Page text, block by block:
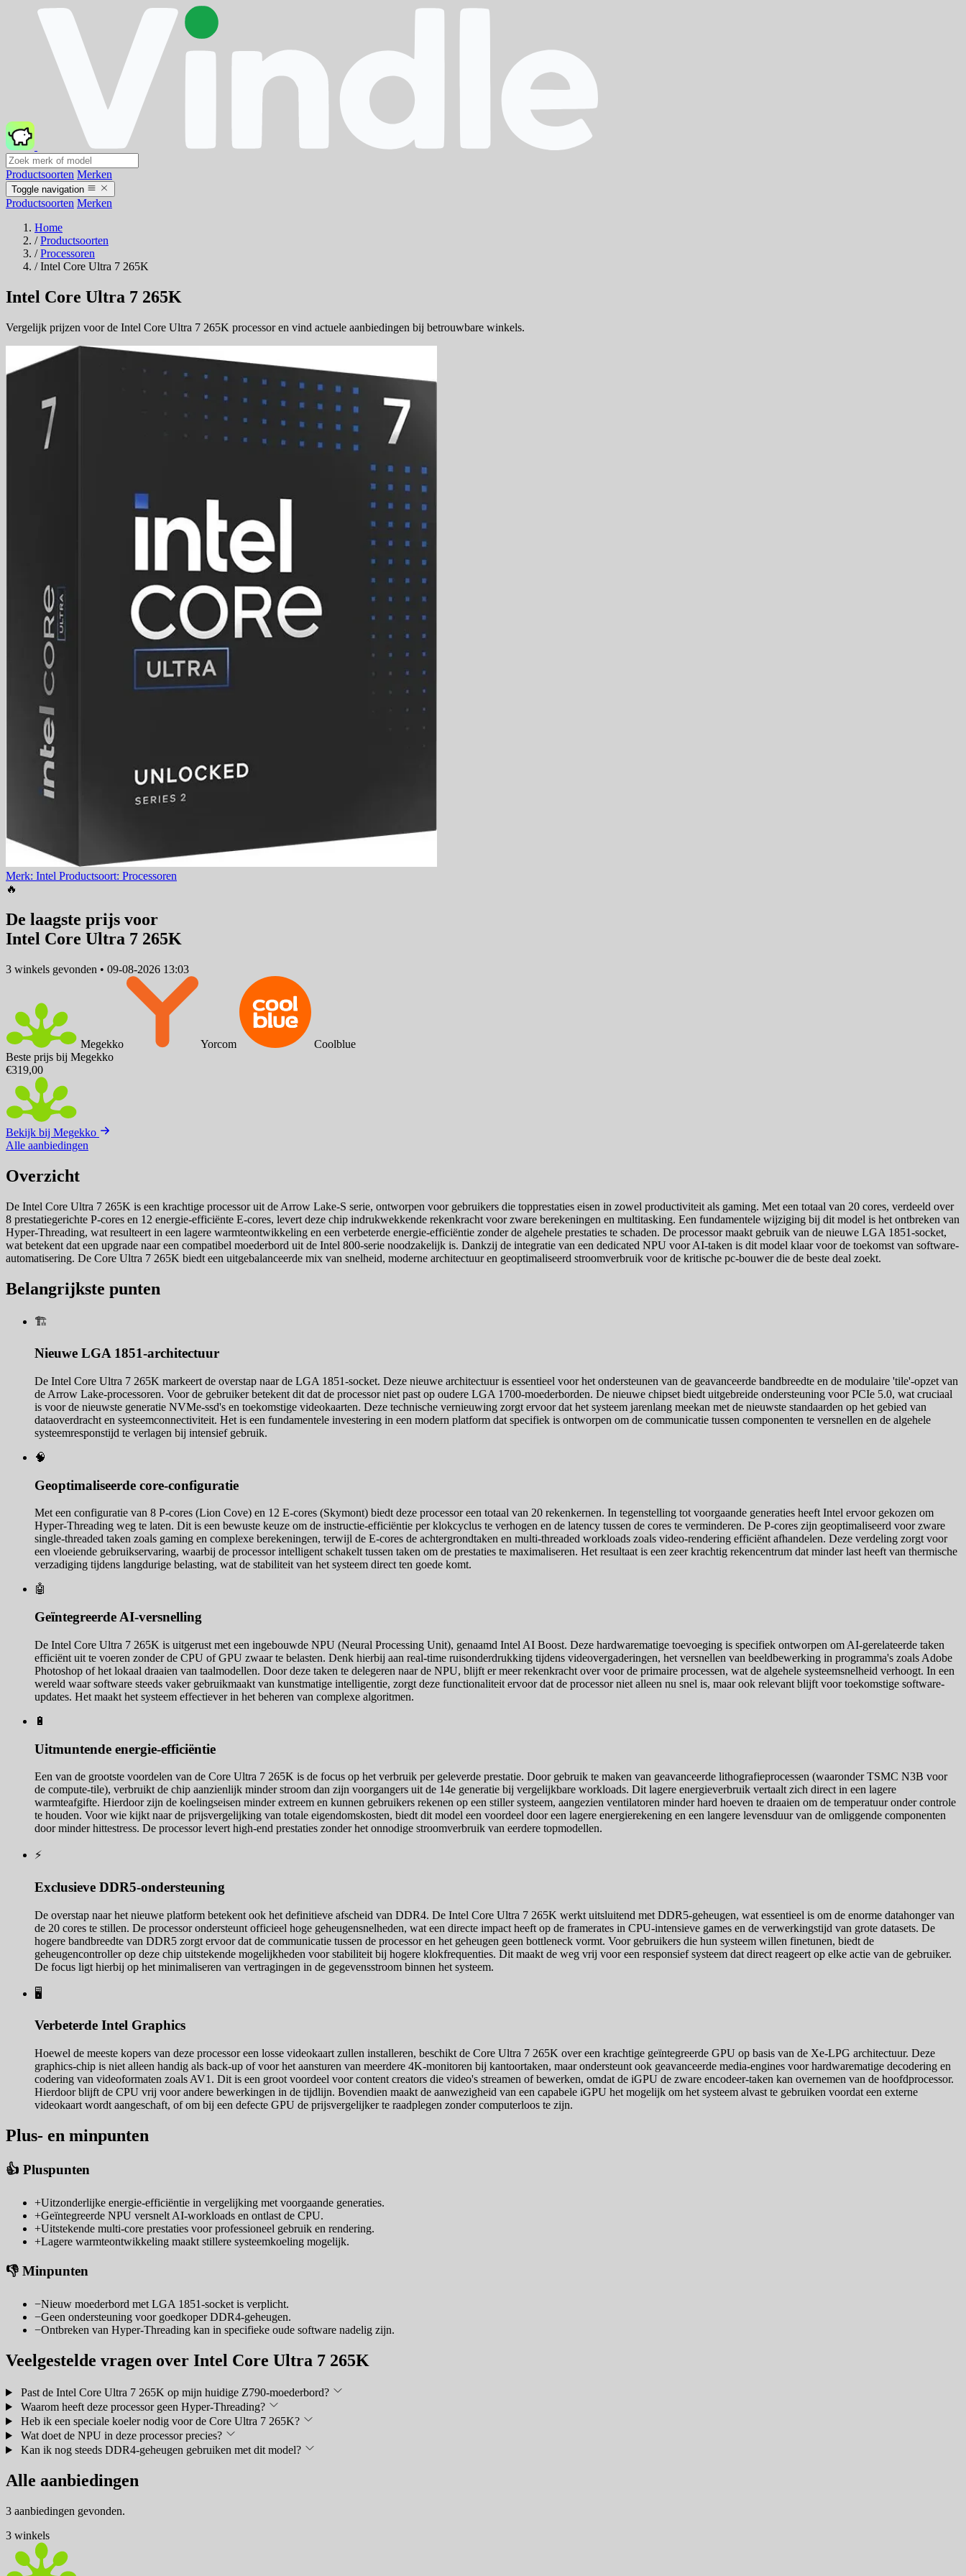
Productsoorten Merken
Toggle navigation
Productsoorten Merken
Home
/ Productsoorten
/ Processoren
/ Intel Core Ultra 7 265K
Intel Core Ultra 7 265K
Vergelijk prijzen voor de Intel Core Ultra 7 265K processor en vind actuele aanbiedingen bij betrouwbare winkels.
Merk: Intel Productsoort: Processoren
🔥
De laagste prijs voor
Intel Core Ultra 7 265K
3 winkels gevonden • 09-08-2026 13:03
Megekko Yorcom
Coolblue
Beste prijs bij Megekko
€319,00
Bekijk bij Megekko
Alle aanbiedingen
Overzicht
De Intel Core Ultra 7 265K is een krachtige processor uit de Arrow Lake-S serie, ontworpen voor gebruikers die topprestaties eisen in zowel productiviteit als gaming. Met een totaal van 20 cores, verdeeld over
8 prestatiegerichte P-cores en 12 energie-efficiënte E-cores, levert deze chip indrukwekkende rekenkracht voor zware berekeningen en multitasking. Een fundamentele wijziging bij dit model is het ontbreken van
Hyper-Threading, wat resulteert in een lagere warmteontwikkeling en een verbeterde energie-efficiëntie zonder de algehele prestaties te schaden. De processor maakt gebruik van de nieuwe LGA 1851-socket,
wat betekent dat een upgrade naar een compatibel moederbord uit de Intel 800-serie noodzakelijk is. Dankzij de integratie van een dedicated NPU voor AI-taken is dit model klaar voor de toekomst van software-
automatisering. De Core Ultra 7 265K biedt een uitgebalanceerde mix van snelheid, moderne architectuur en geoptimaliseerd stroomverbruik voor de kritische pc-bouwer die de beste deal zoekt.
Belangrijkste punten
🏗️
Nieuwe LGA 1851-architectuur
De Intel Core Ultra 7 265K markeert de overstap naar de LGA 1851-socket. Deze nieuwe architectuur is essentieel voor het ondersteunen van de geavanceerde bandbreedte en de modulaire 'tile'-opzet van
de Arrow Lake-processoren. Voor de gebruiker betekent dit dat de processor niet past op oudere LGA 1700-moederborden. De nieuwe chipset biedt uitgebreide ondersteuning voor PCIe 5.0, wat cruciaal
is voor de nieuwste generatie NVMe-ssd's en toekomstige videokaarten. Deze technische vernieuwing zorgt ervoor dat het systeem jarenlang meekan met de nieuwste standaarden op het gebied van
dataoverdracht en systeemconnectiviteit. Het is een fundamentele investering in een modern platform dat specifiek is ontworpen om de communicatie tussen componenten te versnellen en de algehele
systeemresponstijd te verlagen bij intensief gebruik.
🧠
Geoptimaliseerde core-configuratie
Met een configuratie van 8 P-cores (Lion Cove) en 12 E-cores (Skymont) biedt deze processor een totaal van 20 rekenkernen. In tegenstelling tot voorgaande generaties heeft Intel ervoor gekozen om
Hyper-Threading weg te laten. Dit is een bewuste keuze om de instructie-efficiëntie per klokcyclus te verhogen en de latency tussen de cores te verminderen. De P-cores zijn geoptimaliseerd voor zware
single-threaded taken zoals gaming en complexe berekeningen, terwijl de E-cores de achtergrondtaken en multi-threaded workloads zoals video-rendering efficiënt afhandelen. Deze verdeling zorgt voor
een vloeiende gebruikservaring, waarbij de processor intelligent schakelt tussen taken om de prestaties te maximaliseren. Het resultaat is een zeer krachtig rekencentrum dat minder last heeft van thermische
verzadiging tijdens langdurige belasting, wat de stabiliteit van het systeem direct ten goede komt.
🤖
Geïntegreerde AI-versnelling
De Intel Core Ultra 7 265K is uitgerust met een ingebouwde NPU (Neural Processing Unit), genaamd Intel AI Boost. Deze hardwarematige toevoeging is specifiek ontworpen om AI-gerelateerde taken
efficiënt uit te voeren zonder de CPU of GPU zwaar te belasten. Denk hierbij aan real-time ruisonderdrukking tijdens videovergaderingen, het versnellen van beeldbewerking in programma's zoals Adobe
Photoshop of het lokaal draaien van taalmodellen. Door deze taken te delegeren naar de NPU, blijft er meer rekenkracht over voor de primaire processen, wat de algehele systeemsnelheid verhoogt. In een
wereld waar software steeds vaker gebruikmaakt van kunstmatige intelligentie, zorgt deze functionaliteit ervoor dat de processor niet alleen nu snel is, maar ook relevant blijft voor toekomstige software-
updates. Het maakt het systeem effectiever in het beheren van complexe algoritmen.
🔋
Uitmuntende energie-efficiëntie
Een van de grootste voordelen van de Core Ultra 7 265K is de focus op het verbruik per geleverde prestatie. Door gebruik te maken van geavanceerde lithografieprocessen (waaronder TSMC N3B voor
de compute-tile), verbruikt de chip aanzienlijk minder stroom dan zijn voorgangers uit de 14e generatie bij vergelijkbare workloads. Dit lagere energieverbruik vertaalt zich direct in een lagere
warmteafgifte. Hierdoor zijn de koelingseisen minder extreem en kunnen gebruikers rekenen op een stiller systeem, aangezien ventilatoren minder hard hoeven te draaien om de temperatuur onder controle
te houden. Voor wie kijkt naar de prijsvergelijking van totale eigendomskosten, biedt dit model een voordeel door een lagere energierekening en een langere levensduur van de omliggende componenten
door minder hittestress. De processor levert high-end prestaties zonder het onnodige stroomverbruik van eerdere topmodellen.
⚡
Exclusieve DDR5-ondersteuning
De overstap naar het nieuwe platform betekent ook het definitieve afscheid van DDR4. De Intel Core Ultra 7 265K werkt uitsluitend met DDR5-geheugen, wat essentieel is om de enorme datahonger van
de 20 cores te stillen. De processor ondersteunt officieel hoge geheugensnelheden, wat een directe impact heeft op de framerates in CPU-intensieve games en de verwerkingstijd van grote datasets. De
hogere bandbreedte van DDR5 zorgt ervoor dat de communicatie tussen de processor en het geheugen geen bottleneck vormt. Voor gebruikers die hun systeem willen finetunen, biedt de
geheugencontroller op deze chip uitstekende mogelijkheden voor stabiliteit bij hogere klokfrequenties. Dit maakt de weg vrij voor een responsief systeem dat direct reageert op elke actie van de gebruiker.
De focus ligt hierbij op het minimaliseren van vertragingen in de gegevensstroom binnen het systeem.
🖥️
Verbeterde Intel Graphics
Hoewel de meeste kopers van deze processor een losse videokaart zullen installeren, beschikt de Core Ultra 7 265K over een krachtige geïntegreerde GPU op basis van de Xe-LPG architectuur. Deze
graphics-chip is niet alleen handig als back-up of voor het aansturen van meerdere 4K-monitoren bij kantoortaken, maar ondersteunt ook geavanceerde media-engines voor hardwarematige decodering en
codering van videoformaten zoals AV1. Dit is een groot voordeel voor content creators die video's streamen of bewerken, omdat de iGPU de zware encodeer-taken kan overnemen van de hoofdprocessor.
Hierdoor blijft de CPU vrij voor andere bewerkingen in de tijdlijn. Bovendien maakt de aanwezigheid van een capabele iGPU het mogelijk om het systeem alvast te gebruiken voordat een externe
videokaart wordt aangeschaft, of om bij een defecte GPU de prijsvergelijker te raadplegen zonder computerloos te zijn.
Plus- en minpunten
👍 Pluspunten
+Uitzonderlijke energie-efficiëntie in vergelijking met voorgaande generaties.
+Geïntegreerde NPU versnelt AI-workloads en ontlast de CPU.
+Uitstekende multi-core prestaties voor professioneel gebruik en rendering.
+Lagere warmteontwikkeling maakt stillere systeemkoeling mogelijk.
👎 Minpunten
−Nieuw moederbord met LGA 1851-socket is verplicht.
−Geen ondersteuning voor goedkoper DDR4-geheugen.
−Ontbreken van Hyper-Threading kan in specifieke oude software nadelig zijn.
Veelgestelde vragen over Intel Core Ultra 7 265K
Past de Intel Core Ultra 7 265K op mijn huidige Z790-moederbord?
Waarom heeft deze processor geen Hyper-Threading?
Heb ik een speciale koeler nodig voor de Core Ultra 7 265K?
Wat doet de NPU in deze processor precies?
Kan ik nog steeds DDR4-geheugen gebruiken met dit model?
Alle aanbiedingen
3 aanbiedingen gevonden.
3 winkels